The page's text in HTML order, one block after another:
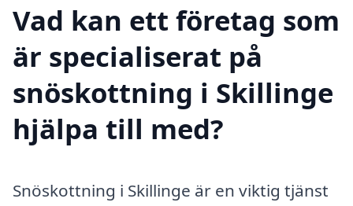
Vad kan ett företag som
är specialiserat på
snöskottning i Skillinge
hjälpa till med?
Snöskottning i Skillinge är en viktig tjänst